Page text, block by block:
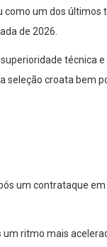
como um dos
de 2026.
técnica
seleção croata bem
um contrataque
ritmo mais